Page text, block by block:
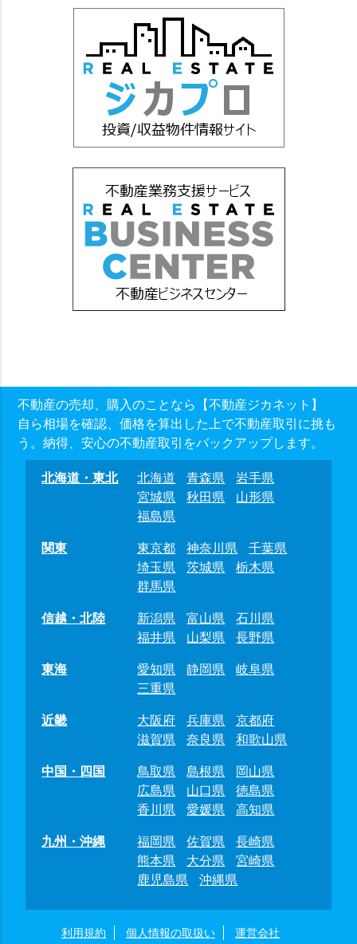
不動産の売却、購入のことなら【不動産ジカネット】
自ら相場を確認、価格を算出した上で不動産取引に挑も
う。納得、安心の不動産取引をバックアップします。
北海道・東北 北海道 青森県
岩手県
宮城県
秋田県
山形県
福島県
関東
東京都 神奈川県
千葉県
埼玉県
茨城県
栃木県
群馬県
信越・北陸
新潟県 富山県
石川県
福井県
山梨県
長野県
東海
愛知県 静岡県
岐阜県
三重県
近畿
大阪府 兵庫県
京都府
滋賀県
奈良県
和歌山県
中国・四国
鳥取県 島根県
岡山県
広島県
山口県
徳島県
香川県
愛媛県
高知県
九州・沖縄
福岡県 佐賀県
長崎県
熊本県
大分県
宮崎県
鹿児島県
沖縄県
利用規約 個人情報の取扱い 運営会社